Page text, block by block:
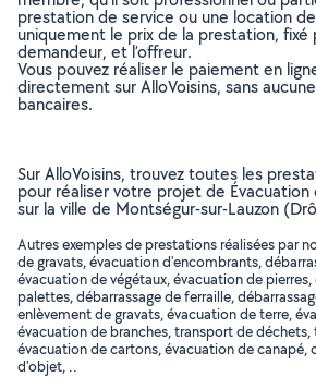
prestation de service ou une location
uniquement le prix de la prestation, fixé
demandeur, et l’offreur.
Vous pouvez réaliser le paiement en
directement sur AlloVoisins, sans
bancaires.
Sur AlloVoisins, trouvez toutes les
pour réaliser votre projet de
sur la ville de Montségur-sur-Lauzon
Autres exemples de prestations réalisées par
de gravats, évacuation d'encombrants,
évacuation de végétaux, évacuation de
palettes, débarrassage de ferraille,
enlèvement de gravats, évacuation de terre,
évacuation de branches, transport de
évacuation de cartons, évacuation de canapé,
d'objet, ..